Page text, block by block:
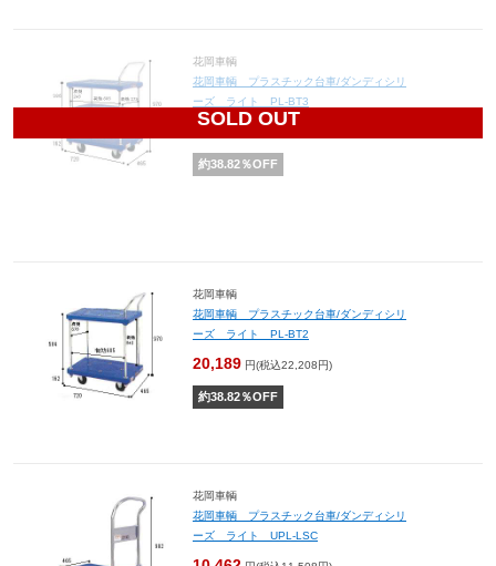
SOLD OUT
花岡車輌
花岡車輌 プラスチック台車/ダンディシリ
ーズ ライト PL-BT3
22,881
約38.82％OFF
花岡車輌
花岡車輌 プラスチック台車/ダンディシリ
ーズ ライト PL-BT2
20,189 円(税込22,208円)
約38.82％OFF
花岡車輌
花岡車輌 プラスチック台車/ダンディシリ
ーズ ライト UPL-LSC